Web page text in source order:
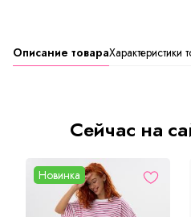
Описание товараХарактеристики
Сейчас на
Новинка